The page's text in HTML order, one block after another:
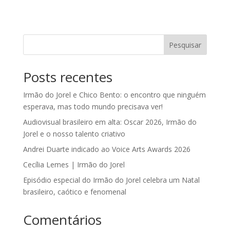
Pesquisar
Posts recentes
Irmão do Jorel e Chico Bento: o encontro que ninguém
esperava, mas todo mundo precisava ver!
Audiovisual brasileiro em alta: Oscar 2026, Irmão do
Jorel e o nosso talento criativo
Andrei Duarte indicado ao Voice Arts Awards 2026
Cecília Lemes | Irmão do Jorel
Episódio especial do Irmão do Jorel celebra um Natal
brasileiro, caótico e fenomenal
Comentários